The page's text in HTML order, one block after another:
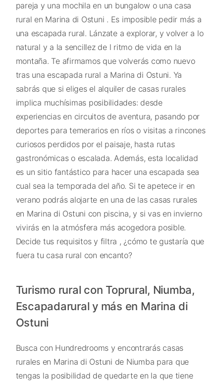
pareja y una mochila en un bungalow o una casa
rural en Marina di Ostuni . Es imposible pedir más a
una escapada rural. Lánzate a explorar, y volver a lo
natural y a la sencillez de l ritmo de vida en la
montaña. Te afirmamos que volverás como nuevo
tras una escapada rural a Marina di Ostuni. Ya
sabrás que si eliges el alquiler de casas rurales
implica muchísimas posibilidades: desde
experiencias en circuitos de aventura, pasando por
deportes para temerarios en ríos o visitas a rincones
curiosos perdidos por el paisaje, hasta rutas
gastronómicas o escalada. Además, esta localidad
es un sitio fantástico para hacer una escapada sea
cual sea la temporada del año. Si te apetece ir en
verano podrás alojarte en una de las casas rurales
en Marina di Ostuni con piscina, y si vas en invierno
vivirás en la atmósfera más acogedora posible.
Decide tus requisitos y filtra , ¿cómo te gustaría que
fuera tu casa rural con encanto?
Turismo rural con Toprural, Niumba,
Escapadarural y más en Marina di
Ostuni
Busca con Hundredrooms y encontrarás casas
rurales en Marina di Ostuni de Niumba para que
tengas la posibilidad de quedarte en la que tiene